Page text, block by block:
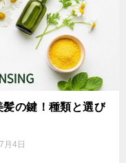
の鍵！種類と選び
月4日